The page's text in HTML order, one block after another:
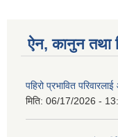
ऐन, कानुन तथा
पहिरो प्रभावित
मिति: 06/17/2026 -